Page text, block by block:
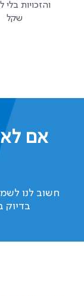
והזכויות
שקל
אם
חשוב לנו
בדיוק